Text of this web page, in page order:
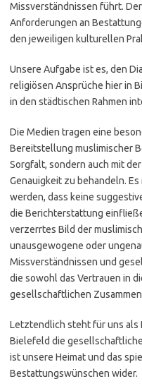
Missverständnissen führt.
Anforderungen an
den jeweiligen kulturellen
Unsere Aufgabe ist es, den
religiösen Ansprüche hier in
in den städtischen Rahmen
Die Medien tragen eine
Bereitstellung muslimischer
Sorgfalt, sondern auch mit
Genauigkeit zu behandeln.
werden, dass keine
die Berichterstattung
verzerrtes Bild der
unausgewogene oder
Missverständnissen und
die sowohl das Vertrauen in
gesellschaftlichen
Letztendlich steht für uns als
Bielefeld die
ist unsere Heimat und das
Bestattungswünschen wider.